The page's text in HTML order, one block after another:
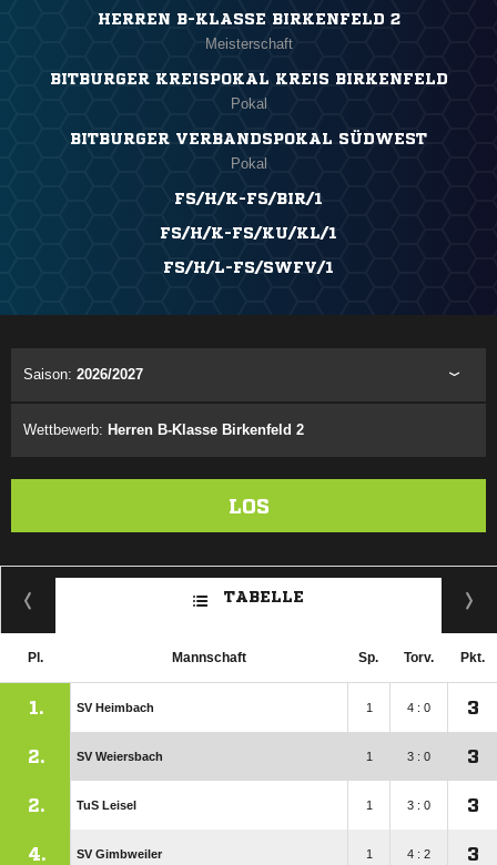
HERREN B-KLASSE BIRKENFELD 2
Meisterschaft
BITBURGER KREISPOKAL KREIS BIRKENFELD
Pokal
BITBURGER VERBANDSPOKAL SÜDWEST
Pokal
FS/H/K-FS/BIR/1
FS/H/K-FS/KU/KL/1
FS/H/L-FS/SWFV/1
Saison: 2026/2027
Wettbewerb: Herren B-Klasse Birkenfeld 2
LOS
TABELLE
Pl. Mannschaft Sp. Torv. Pkt.
1. SV Heimbach 1 4 : 0 3
2. SV Weiersbach 1 3 : 0 3
2. TuS Leisel 1 3 : 0 3
4. SV Gimbweiler 1 4 : 2 3